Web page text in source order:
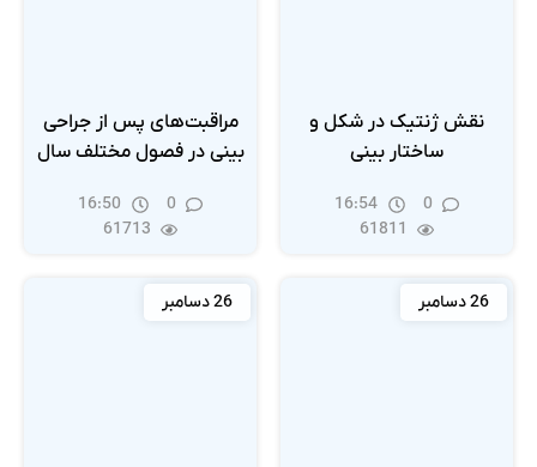
نقش ژنتیک در شکل و
ساختار بینی
0
16:54
61811
مراقبت‌های پس از جراحی
بینی در فصول مختلف سال
0
16:50
61713
26 دسامبر 26 دسامبر